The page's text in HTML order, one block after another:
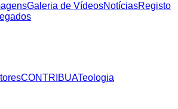
Galeria de VídeosNotíciasRegisto
CONTRIBUATeologia